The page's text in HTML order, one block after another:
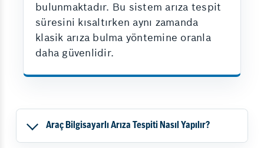
bulunmaktadır. Bu sistem arıza tespit
süresini kısaltırken aynı zamanda
klasik arıza bulma yöntemine oranla
daha güvenlidir.
Araç Bilgisayarlı Arıza Tespiti Nasıl Yapılır?